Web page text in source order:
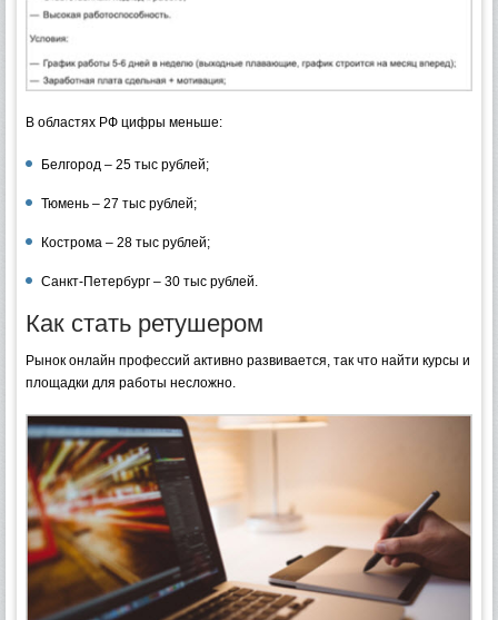
В областях РФ цифры меньше:
Белгород – 25 тыс рублей;
Тюмень – 27 тыс рублей;
Кострома – 28 тыс рублей;
Санкт-Петербург – 30 тыс рублей.
Как стать ретушером
Рынок онлайн профессий активно развивается, так что найти курсы и
площадки для работы несложно.